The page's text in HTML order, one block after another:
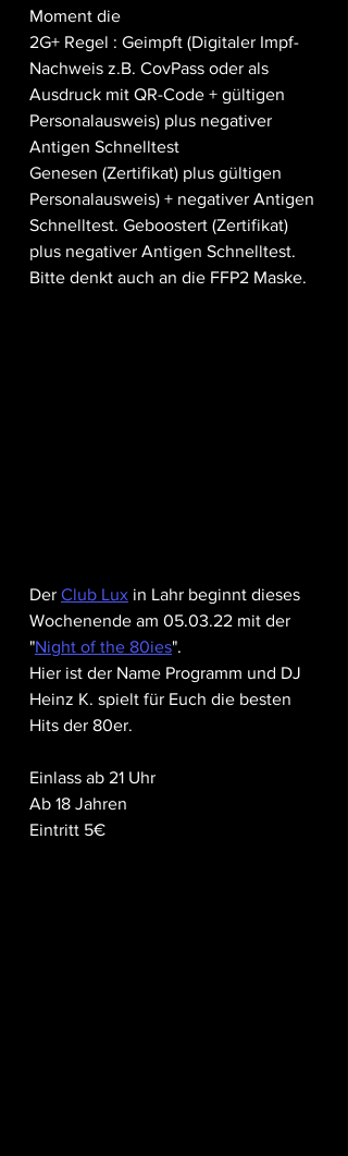
Moment die
2G+ Regel : Geimpft (Digitaler Impf-
Nachweis z.B. CovPass oder als
Ausdruck mit QR-Code + gültigen
Personalausweis) plus negativer
Antigen Schnelltest
Genesen (Zertifikat) plus gültigen
Personalausweis) + negativer Antigen
Schnelltest. Geboostert (Zertifikat)
plus negativer Antigen Schnelltest.
Bitte denkt auch an die FFP2 Maske.
Der Club Lux in Lahr beginnt dieses
Wochenende am 05.03.22 mit der
"Night of the 80ies".
Hier ist der Name Programm und DJ
Heinz K. spielt für Euch die besten
Hits der 80er.
Einlass ab 21 Uhr
Ab 18 Jahren
Eintritt 5€